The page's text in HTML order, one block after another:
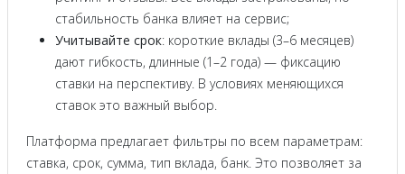
стабильность банка влияет на сервис;
Учитывайте срок: короткие вклады (3–6 месяцев)
дают гибкость, длинные (1–2 года) — фиксацию
ставки на перспективу. В условиях меняющихся
ставок это важный выбор.
Платформа предлагает фильтры по всем параметрам:
ставка, срок, сумма, тип вклада, банк. Это позволяет за